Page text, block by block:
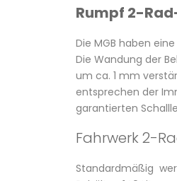
Rumpf 2-
Die MGB haben
Die Wandung der
um ca. 1 mm
entsprechen der
garantierten
Fahrwerk 2-
Standardmäßig